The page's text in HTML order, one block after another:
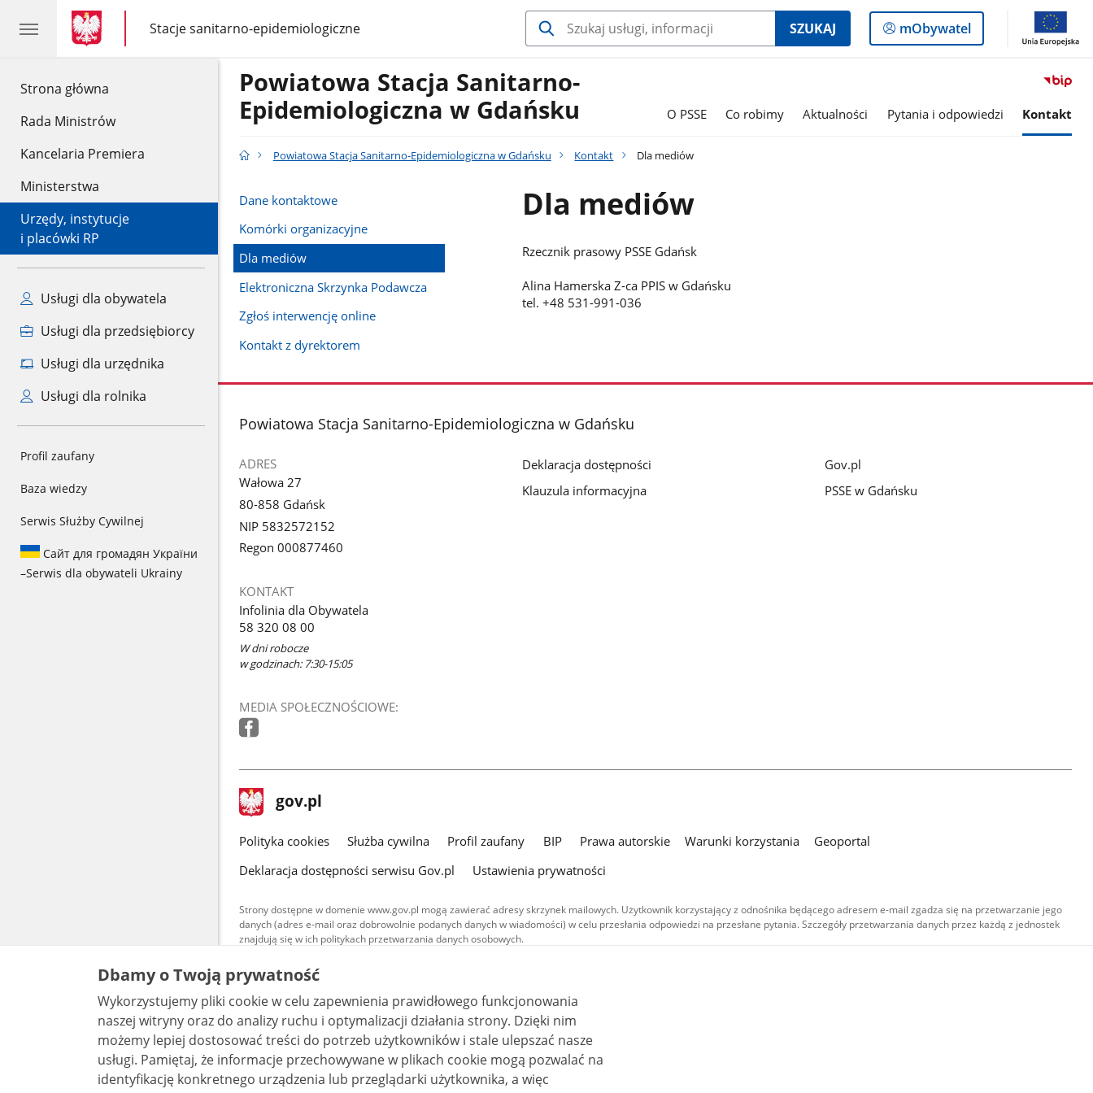
Strona główna
Rada Ministrów
Kancelaria Premiera
Ministerstwa
Urzędy, instytucje
i placówki RP
Usługi dla obywatela
Usługi dla przedsiębiorcy
Usługi dla urzędnika
Usługi dla rolnika
Profil zaufany
Baza wiedzy
Serwis Służby Cywilnej
Сайт для громадян України
–Serwis dla obywateli Ukrainy
gov.pl
gov.pl
Stacje sanitarno-epidemiologiczne
gov.pl
Stacje
sanitarno-
epidemiologiczne
SZUKAJ
Logowanie
do
mObywatel
Powiatowa Stacja Sanitarno-
Epidemiologiczna w Gdańsku
O PSSE Co robimy Aktualności Pytania i odpowiedzi Kontakt
Powiatowa Stacja Sanitarno-Epidemiologiczna w Gdańsku Kontakt Dla mediów
Dane kontaktowe
Komórki organizacyjne
Dla mediów
Elektroniczna Skrzynka Podawcza
Zgłoś interwencję online
Kontakt z dyrektorem
Dla mediów
Rzecznik prasowy PSSE Gdańsk
Alina Hamerska Z-ca PPIS w Gdańsku
tel. +48 531-991-036
stopka
Powiatowa Stacja Sanitarno-Epidemiologiczna w Gdańsku
ADRES
Wałowa 27
80-858 Gdańsk
NIP 5832572152
Regon 000877460
KONTAKT
Infolinia dla Obywatela
58 320 08 00
W dni robocze
w godzinach: 7:30-15:05
MEDIA SPOŁECZNOŚCIOWE:
Deklaracja dostępności
Klauzula informacyjna
Gov.pl
PSSE w Gdańsku
stopka
gov.pl Strona
gov.pl
gov.pl
Polityka cookies Służba cywilna Profil zaufany BIP Prawa autorskie Warunki korzystania
Geoportal
Deklaracja dostępności serwisu Gov.pl
Ustawienia prywatności
Strony dostępne w domenie www.gov.pl mogą zawierać adresy skrzynek mailowych. Użytkownik korzystający z odnośnika będącego adresem e-mail zgadza się na przetwarzanie jego
danych (adres e-mail oraz dobrowolnie podanych danych w wiadomości) w celu przesłania odpowiedzi na przesłane pytania. Szczegóły przetwarzania danych przez każdą z jednostek
znajdują się w ich politykach przetwarzania danych osobowych.
Treści tekstowe publikowane w serwisie (z wyłączeniem treści audiowizualnych), są
udostępniane na licencji typu Creative Commons: uznanie autorstwa - na tych samych
warunkach 4.0 (CC BY-SA 4.0). Materiały audiowizualne, w tym zdjęcia, materiały audio i wideo,
są udostępniane na licencji typu Creative Commons: uznanie autorstwa użycie niekomercyjne -
bez utworów zależnych 4.0 (CC BY-NC-ND 4.0), o ile nie jest to stwierdzone inaczej.
Dbamy o Twoją prywatność
Wykorzystujemy pliki cookie w celu zapewnienia prawidłowego funkcjonowania
naszej witryny oraz do analizy ruchu i optymalizacji działania strony. Dzięki nim
możemy lepiej dostosować treści do potrzeb użytkowników i stale ulepszać nasze
usługi. Pamiętaj, że informacje przechowywane w plikach cookie mogą pozwalać na
identyfikację konkretnego urządzenia lub przeglądarki użytkownika, a więc